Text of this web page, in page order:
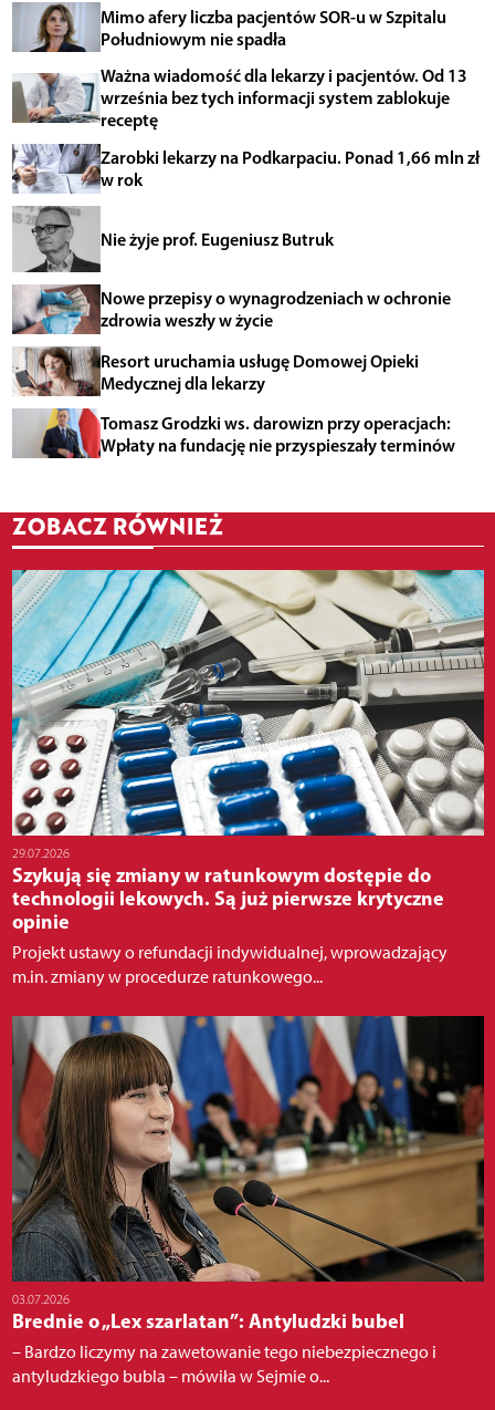
Mimo afery liczba pacjentów SOR-u w Szpitalu
Południowym nie spadła
Ważna wiadomość dla lekarzy i pacjentów. Od 13
września bez tych informacji system zablokuje
receptę
Zarobki lekarzy na Podkarpaciu. Ponad 1,66 mln zł
w rok
Nie żyje prof. Eugeniusz Butruk
Nowe przepisy o wynagrodzeniach w ochronie
zdrowia weszły w życie
Resort uruchamia usługę Domowej Opieki
Medycznej dla lekarzy
Tomasz Grodzki ws. darowizn przy operacjach:
Wpłaty na fundację nie przyspieszały terminów
ZOBACZ RÓWNIEŻ
29.07.2026
Szykują się zmiany w ratunkowym dostępie do
technologii lekowych. Są już pierwsze krytyczne
opinie
Projekt ustawy o refundacji indywidualnej, wprowadzający
m.in. zmiany w procedurze ratunkowego...
03.07.2026
Brednie o „Lex szarlatan”: Antyludzki bubel
– Bardzo liczymy na zawetowanie tego niebezpiecznego i
antyludzkiego bubla – mówiła w Sejmie o...